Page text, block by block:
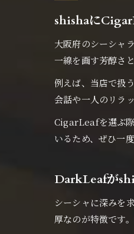
shishaに
大阪府のシーシャ
一線を画す芳醇さ
例えば、当店で扱
会話や一人のリラ
CigarLeafを選ぶ
いるため、ぜひ一
DarkLeafが
シーシャに深みを
厚なのが特徴です。